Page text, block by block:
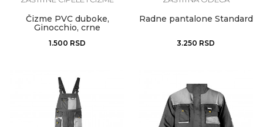
Čizme PVC duboke,
Ginocchio, crne
1.500 RSD
Radne pantalone Standard
3.250 RSD